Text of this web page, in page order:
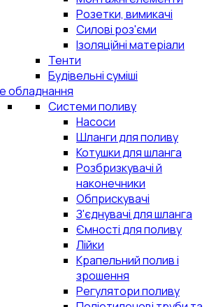
Розетки, вимикачі
Силові роз'єми
Ізоляційні матеріали
Тенти
Будівельні суміші
обладнання
Системи поливу
Насоси
Шланги для поливу
Котушки для шланга
Розбризкувачі й
наконечники
Обприскувачі
З'єднувачі для шланга
Ємності для поливу
Лійки
Крапельний полив і
зрошення
Регулятори поливу